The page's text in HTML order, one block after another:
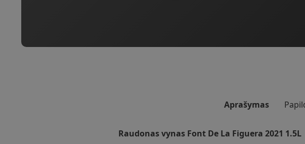
Aprašymas
Raudonas vynas Font De La Figuera 2021 1.5L